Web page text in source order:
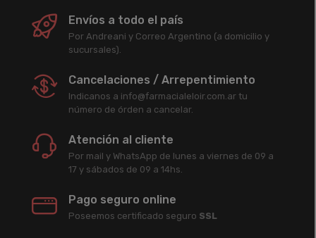
Envíos a todo el país
Por Andreani y Correo Argentino (a domicilio y
sucursales).
Cancelaciones / Arrepentimiento
Indicanos a info@farmacialeloir.com.ar tu
número de órden a cancelar.
Atención al cliente
Por mail y WhatsApp de lunes a viernes de 09 a
17 y sábados de 09 a 14hs.
Pago seguro online
Poseemos certificado seguro SSL